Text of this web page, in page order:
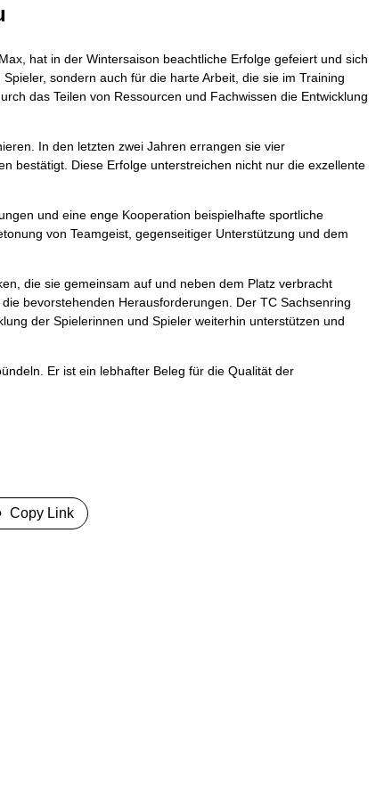
hat in der Wintersaison beachtliche Erfolge gefeiert und sich
sondern auch für die harte Arbeit, die sie im Training
das Teilen von Ressourcen und Fachwissen die Entwicklung
In den letzten zwei Jahren errangen sie vier
bestätigt. Diese Erfolge unterstreichen nicht nur die exzellente
und eine enge Kooperation beispielhafte sportliche
von Teamgeist, gegenseitiger Unterstützung und dem
die sie gemeinsam auf und neben dem Platz verbracht
bevorstehenden Herausforderungen. Der TC Sachsenring
der Spielerinnen und Spieler weiterhin unterstützen und
Er ist ein lebhafter Beleg für die Qualität der
Copy Link